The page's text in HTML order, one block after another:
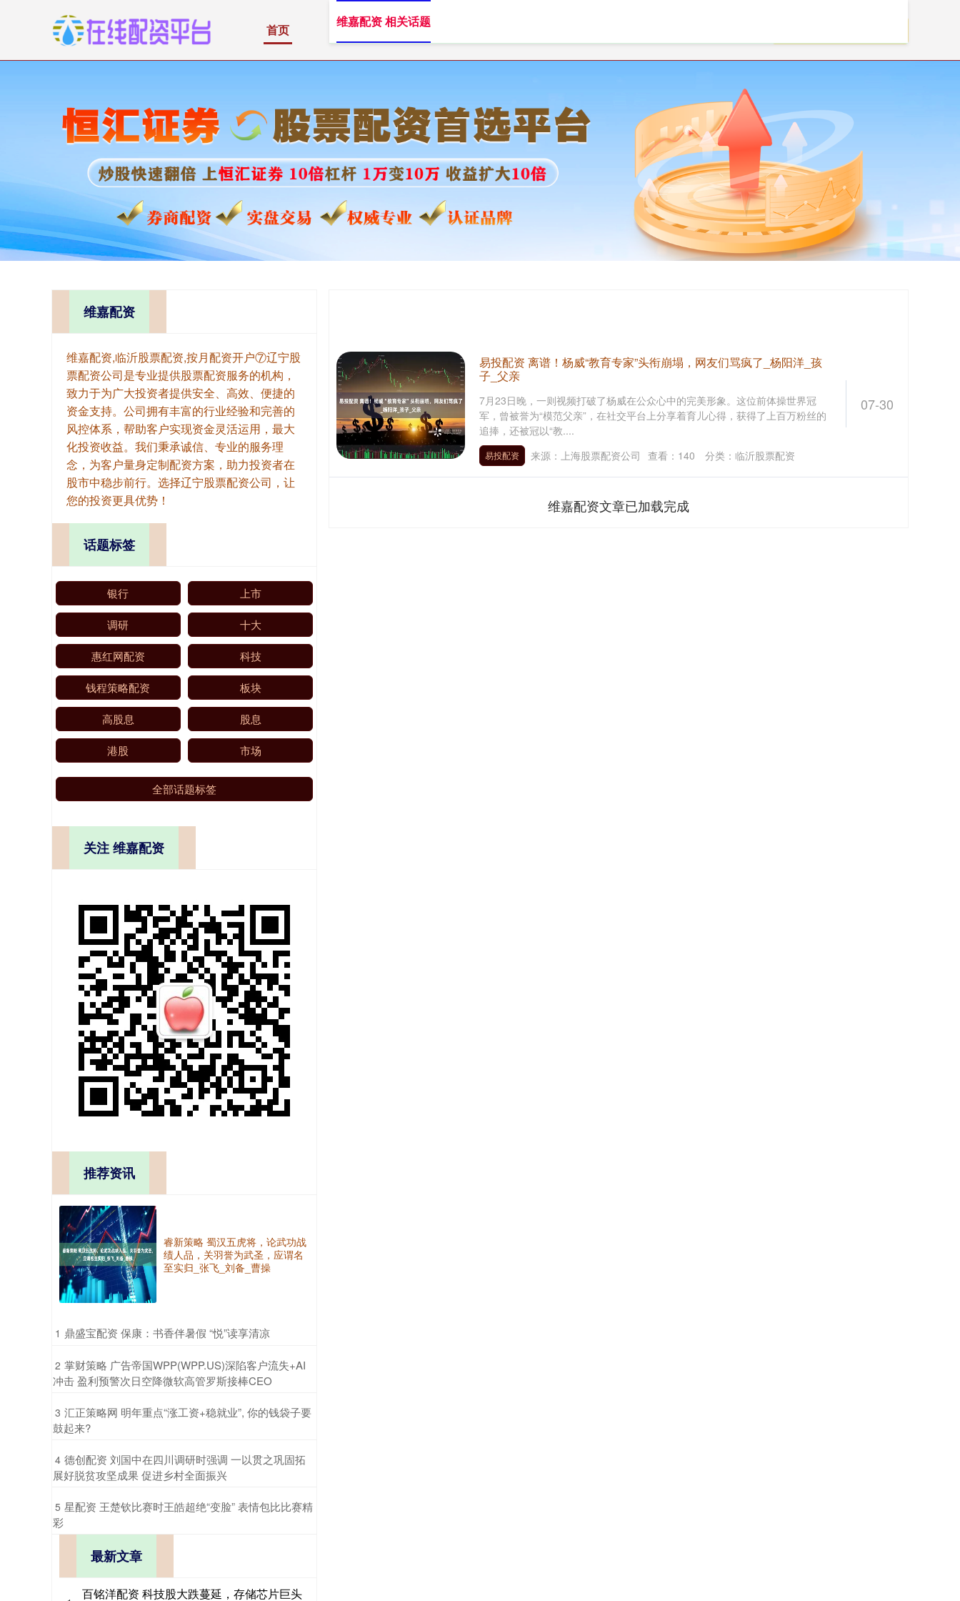
首页 维嘉配资
维嘉配资 相关话题
07-30
易投配资 离谱！杨威“教育专家”头衔崩塌，网友们骂疯了_杨阳洋_孩
子_父亲
7月23日晚，一则视频打破了杨威在公众心中的完美形象。这位前体操世界冠
军，曾被誉为“模范父亲”，在社交平台上分享着育儿心得，获得了上百万粉丝的
追捧，还被冠以“教....
易投配资 来源：上海股票配资公司 查看： 140 分类： 临沂股票配资
维嘉配资文章已加载完成
维嘉配资
维嘉配资,临沂股票配资,按月配资开户⑦辽宁股
票配资公司是专业提供股票配资服务的机构，
致力于为广大投资者提供安全、高效、便捷的
资金支持。公司拥有丰富的行业经验和完善的
风控体系，帮助客户实现资金灵活运用，最大
化投资收益。我们秉承诚信、专业的服务理
念，为客户量身定制配资方案，助力投资者在
股市中稳步前行。选择辽宁股票配资公司，让
您的投资更具优势！
话题标签
银行 上市
调研 十大
惠红网配资 科技
钱程策略配资 板块
高股息 股息
港股 市场
全部话题标签
关注 维嘉配资
推荐资讯
睿新策略 蜀汉五虎将，论武功战
绩人品，关羽誉为武圣，应谓名
至实归_张飞_刘备_曹操
1 ​鼎盛宝配资 保康：书香伴暑假 “悦”读享清凉
2 ​掌财策略 广告帝国WPP(WPP.US)深陷客户流失+AI
冲击 盈利预警次日空降微软高管罗斯接棒CEO
3 ​汇正策略网 明年重点“涨工资+稳就业”, 你的钱袋子要
鼓起来?
4 ​德创配资 刘国中在四川调研时强调 一以贯之巩固拓
展好脱贫攻坚成果 促进乡村全面振兴
5 ​星配资 王楚钦比赛时王皓超绝“变脸” 表情包比比赛精
彩
最新文章
百铭洋配资 科技股大跌蔓延，存储芯片巨头